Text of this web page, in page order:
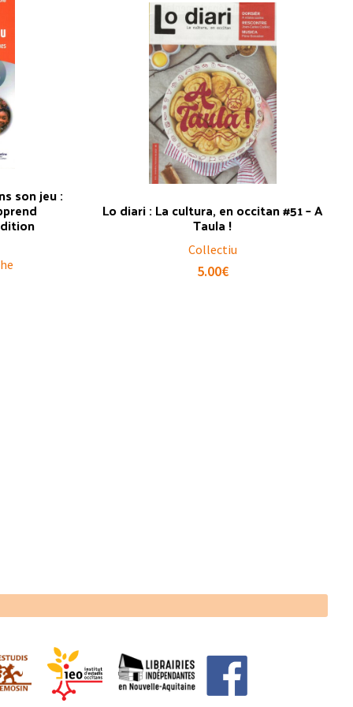
son jeu :
Lo diari : La cultura, en occitan #51 – A
Taula !
Collectiu
5.00€